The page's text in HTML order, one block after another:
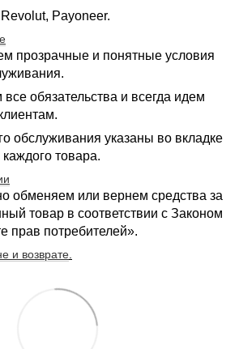
Payoneer.
прозрачные и понятные условия
обязательства и всегда идем
обслуживания указаны во вкладке
товара.
обменяем или вернем средства за
товар в соответствии с Законом
прав потребителей».
и возврате